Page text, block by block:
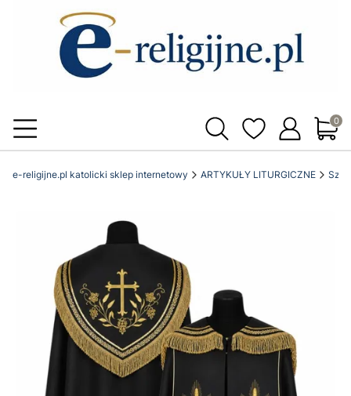
e-religijne.pl katolicki sklep internetowy ARTYKUŁY LITURGICZNE